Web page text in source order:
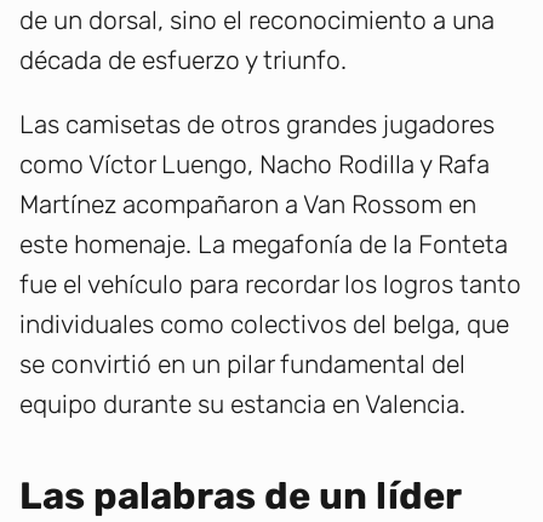
de un dorsal, sino el reconocimiento a una
década de esfuerzo y triunfo.
Las camisetas de otros grandes jugadores
como Víctor Luengo, Nacho Rodilla y Rafa
Martínez acompañaron a Van Rossom en
este homenaje. La megafonía de la Fonteta
fue el vehículo para recordar los logros tanto
individuales como colectivos del belga, que
se convirtió en un pilar fundamental del
equipo durante su estancia en Valencia.
Las palabras de un líder